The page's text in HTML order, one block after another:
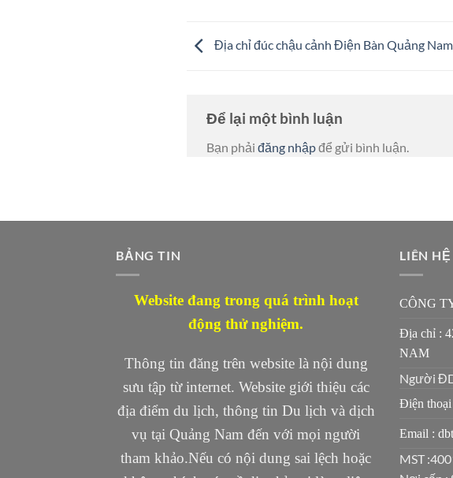
Địa chỉ đúc chậu cảnh Điện Bàn Quảng
Để lại một bình luận
Bạn phải đăng nhậpđể gửi bình luận.
BẢNG TIN
Website đang trong quá trình hoạt
động thử nghiệm.
Thông tin đăng trên website là nội dung
sưu tập từ internet. Website giới thiệu các
địa điểm du lịch, thông tin Du lịch và dịch
vụ tại Quảng Nam đến với mọi người
tham khảo.Nếu có nội dung sai lệch hoặc
LIÊN HỆ
CÔNG
Địa chỉ :
NAM
Người
Điện thoại
Email :
MST